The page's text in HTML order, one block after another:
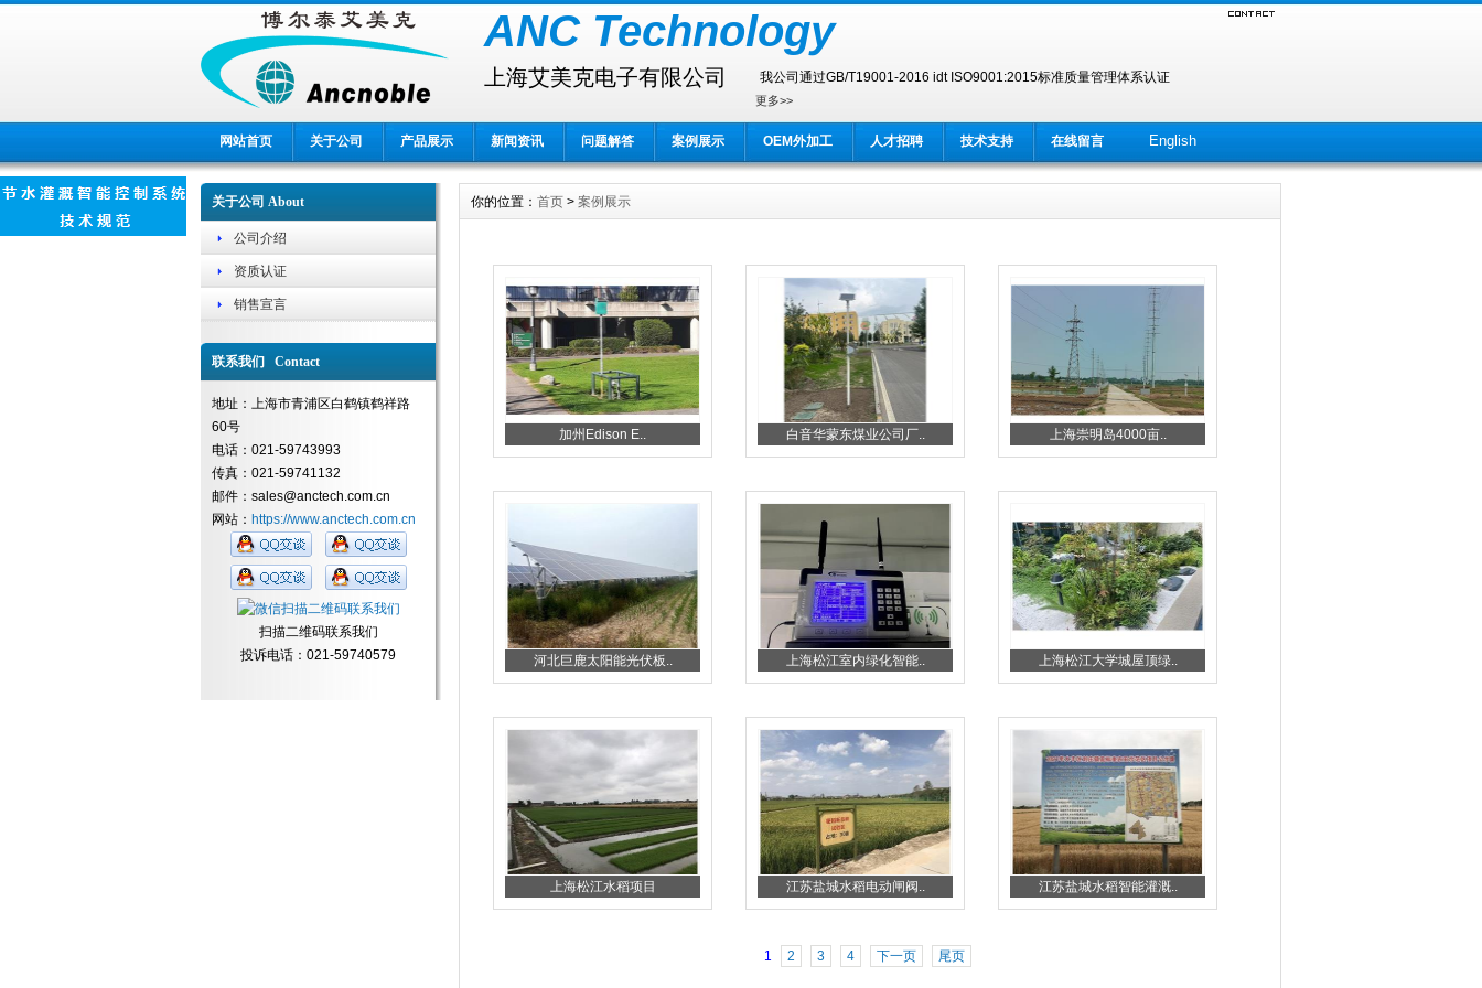
ANC Technology
上海艾美克电子有限公司 我公司通过GB/T19001-2016 idt ISO9001:2015标准质量管理体系认证
更多>>
网站首页 关于公司 产品展示 新闻资讯 问题解答 案例展示 OEM外加工 人才招聘 技术支持 在线留言 English
关于公司 About
公司介绍
资质认证
销售宣言
联系我们 Contact
地址：上海市青浦区白鹤镇鹤祥路
60号
电话：021-59743993
传真：021-59741132
邮件：sales@anctech.com.cn
网站： https://www.anctech.com.cn
扫描二维码联系我们
投诉电话：021-59740579
你的位置： 首页 > 案例展示
加州Edison E.. 白音华蒙东煤业公司厂.. 上海崇明岛4000亩..
河北巨鹿太阳能光伏板.. 上海松江室内绿化智能.. 上海松江大学城屋顶绿..
上海松江水稻项目 江苏盐城水稻电动闸阀.. 江苏盐城水稻智能灌溉..
1 2 3 4 下一页 尾页